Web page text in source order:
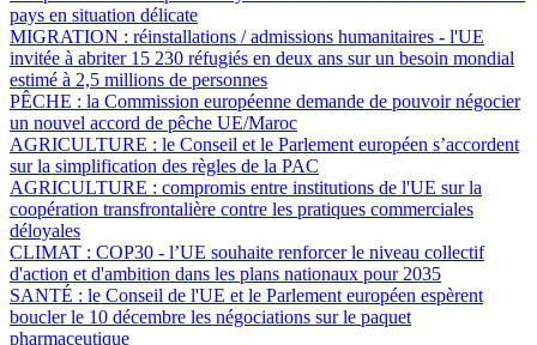
pays en situation délicate
MIGRATION : réinstallations / admissions humanitaires - l'UE
invitée à abriter 15 230 réfugiés en deux ans sur un besoin mondial
estimé à 2,5 millions de personnes
PÊCHE : la Commission européenne demande de pouvoir négocier
un nouvel accord de pêche UE/Maroc
AGRICULTURE : le Conseil et le Parlement européen s’accordent
sur la simplification des règles de la PAC
AGRICULTURE : compromis entre institutions de l'UE sur la
coopération transfrontalière contre les pratiques commerciales
déloyales
CLIMAT : COP30 - l’UE souhaite renforcer le niveau collectif
d'action et d'ambition dans les plans nationaux pour 2035
SANTÉ : le Conseil de l'UE et le Parlement européen espèrent
boucler le 10 décembre les négociations sur le paquet
pharmaceutique